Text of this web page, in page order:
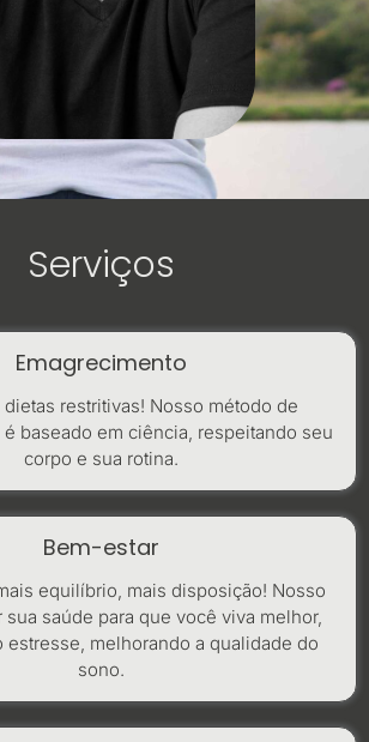
Serviços
Emagrecimento
dietas restritivas! Nosso método de
baseado em ciência, respeitando seu
corpo e sua rotina.
Bem-estar
equilíbrio, mais disposição! Nosso
saúde para que você viva melhor,
estresse, melhorando a qualidade do
sono.